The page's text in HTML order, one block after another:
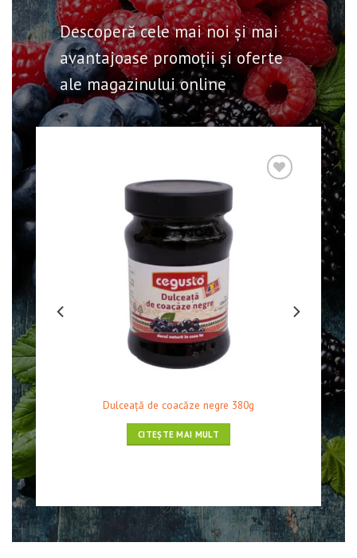
Descoperă cele mai noi și mai
avantajoase promoții și oferte
ale magazinului online
❤ Pune în Wishlist
Dulceaţă de coacăze negre 380g
CITEȘTE MAI MULT